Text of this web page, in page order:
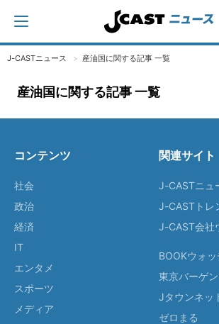
J-CASTニュース 産油国に関する記事 一覧
産油国に関する記事 一覧
コンテンツ
社会
政治
経済
IT
エンタメ
スポーツ
メディア
関連サイト
J-CASTニュ
J-CASTトレ
J-CAST会社
BOOKウォッ
東京バーゲ
Jタウンネッ
ゼロまる